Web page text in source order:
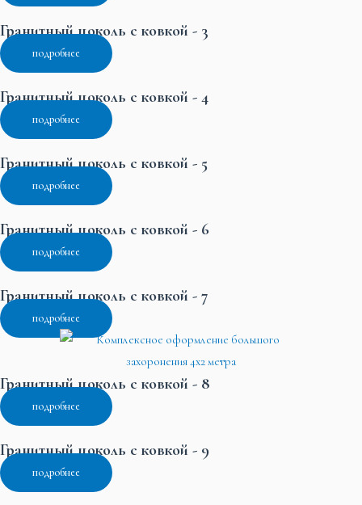
Гранитный цоколь с ковкой - 3
подробнее
Гранитный цоколь с ковкой - 4
подробнее
Гранитный цоколь с ковкой - 5
подробнее
Гранитный цоколь с ковкой - 6
подробнее
Гранитный цоколь с ковкой - 7
подробнее
Гранитный цоколь с ковкой - 8
подробнее
Гранитный цоколь с ковкой - 9
подробнее